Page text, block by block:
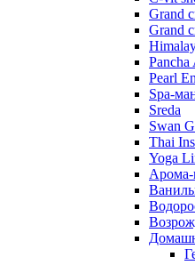
Grand
Grand
Pancha
Pearl
Spa-
Sreda
Swan
Thai
Yoga